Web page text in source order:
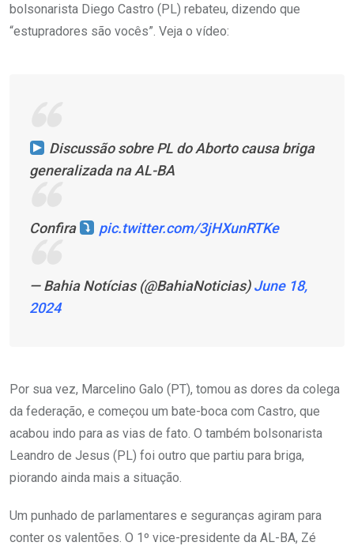
bolsonarista Diego Castro (PL) rebateu, dizendo que
“estupradores são vocês”. Veja o vídeo:
Discussão sobre PL do Aborto causa briga
generalizada na AL-BA
Confira pic.twitter.com/3jHXunRTKe
— Bahia Notícias (@BahiaNoticias)June 18,
2024
Por sua vez, Marcelino Galo (PT), tomou as dores da colega
da federação, e começou um bate-boca com Castro, que
acabou indo para as vias de fato. O também bolsonarista
Leandro de Jesus (PL) foi outro que partiu para briga,
piorando ainda mais a situação.
Um punhado de parlamentares e seguranças agiram para
conter os valentões. O 1º vice-presidente da AL-BA, Zé